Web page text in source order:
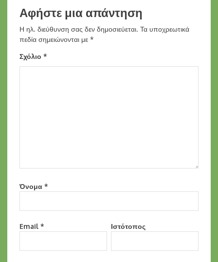
Αφήστε μια απάντηση
Η ηλ. διεύθυνση σας δεν δημοσιεύεται. Τα υποχρεωτικά
πεδία σημειώνονται με *
Σχόλιο *
Όνομα *
Email * Ιστότοπος